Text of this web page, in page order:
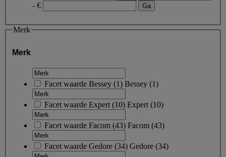
- €
Merk
Merk
Facet waarde Bessey (1) Bessey (1)
Facet waarde Expert(10) Expert(10)
Facet waarde Facom (43) Facom (43)
Facet waarde Gedore (34) Gedore (34)